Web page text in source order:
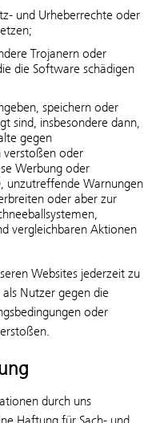
und Urheberrechte oder
Trojanern oder
die Software schädigen
speichern oder
sind, insbesondere dann,
gegen
verstoßen oder
Werbung oder
unzutreffende Warnungen
oder aber zur
vergleichbaren Aktionen
Websites jederzeit zu
Nutzer gegen die
oder
durch uns